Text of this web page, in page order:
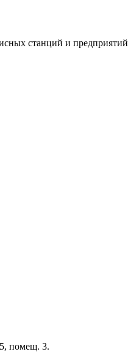
станций и предприятий
помещ. 3.